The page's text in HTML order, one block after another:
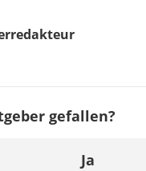
gefallen?
Ja